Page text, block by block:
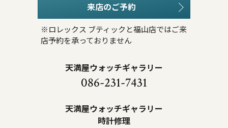
来店のご予約
※ロレックス ブティックと福山店ではご来
店予約を承っておりません
天満屋ウォッチギャラリー
086-231-7431
天満屋ウォッチギャラリー
時計修理